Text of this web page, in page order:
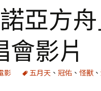
諾亞方
影片
影 五月天 、 冠佑 、 怪獸 、